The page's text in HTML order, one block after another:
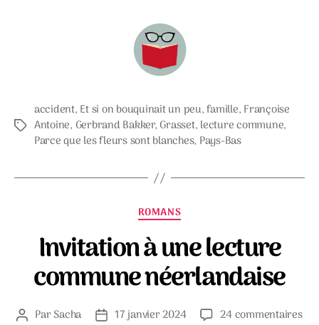
Étiquettes
accident, Et si on bouquinait un peu,famille, Françoise
Antoine, Gerbrand Bakker, Grasset, lecture commune,
Parce que les fleurs sont blanches, Pays-Bas
Catégories
ROMANS
Invitation à une lecture
commune néerlandaise
Auteur
ParSacha
Date17 janvier 2024 24 commentairessur